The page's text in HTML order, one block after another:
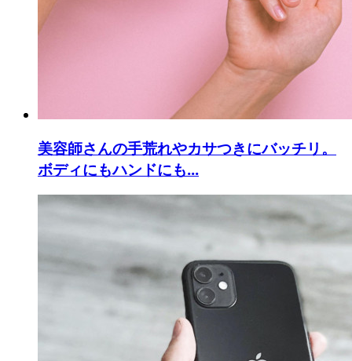
美容師さんの手荒れやカサつきにバッチリ。
ボディにもハンドにも...